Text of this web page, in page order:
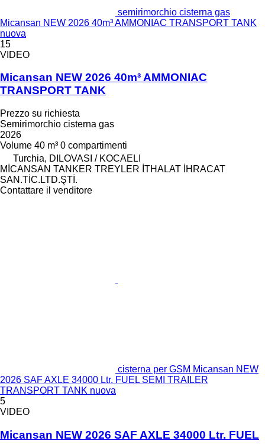
semirimorchio cisterna gas
Micansan NEW 2026 40m³ AMMONIAC TRANSPORT TANK
nuova
15
VIDEO
Micansan NEW 2026 40m³ AMMONIAC
TRANSPORT TANK
Prezzo su richiesta
Semirimorchio cisterna gas
2026
Volume 40 m³ 0 compartimenti
Turchia, DILOVASI / KOCAELI
MİCANSAN TANKER TREYLER İTHALAT İHRACAT
SAN.TİC.LTD.ŞTİ.
Contattare il venditore
cisterna per GSM Micansan NEW
2026 SAF AXLE 34000 Ltr. FUEL SEMI TRAILER
TRANSPORT TANK nuova
5
VIDEO
Micansan NEW 2026 SAF AXLE 34000 Ltr. FUEL